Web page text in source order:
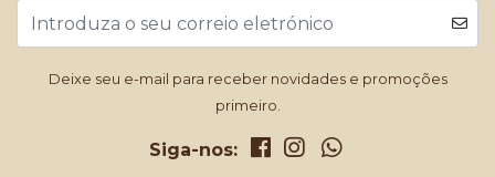
Deixe seu e-mail para receber novidades e promoções
primeiro.
Siga-nos: